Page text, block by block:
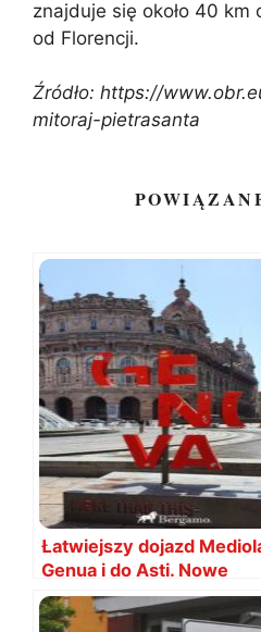
znajduje się około 40 km
od Florencji.
Źródło: https://
mitoraj-pietrasanta
Łatwiejszy dojazd
Genua i do Asti. Nowe
połączenia